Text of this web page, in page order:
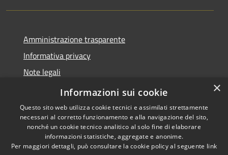
Amministrazione trasparente
Informativa privacy
Note legali
Dichiarazione di accessibilità
Accessibilità
Copyright © 2026 • Comune di
Valbondione • Powered by
×
Informazioni sui cookie
Questo sito web utilizza cookie tecnici e assimilati strettamente
necessari al corretto funzionamento e alla navigazione del sito,
nonché un cookie tecnico analitico al solo fine di elaborare
informazioni statistiche, aggregate e anonime.
Per maggiori dettagli, può consultare la cookie policy al seguente link